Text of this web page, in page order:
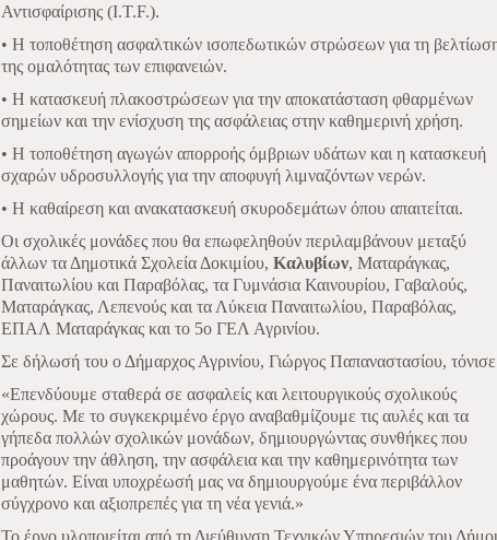
Αντισφαίρισης (I.T.F.).
• Η τοποθέτηση ασφαλτικών ισοπεδωτικών στρώσεων για τη
της ομαλότητας των επιφανειών.
• Η κατασκευή πλακοστρώσεων για την αποκατάσταση φθαρμένων
σημείων και την ενίσχυση της ασφάλειας στην καθημερινή χρήση.
• Η τοποθέτηση αγωγών απορροής όμβριων υδάτων και η κατασκευή
σχαρών υδροσυλλογής για την αποφυγή λιμναζόντων νερών.
• Η καθαίρεση και ανακατασκευή σκυροδεμάτων όπου απαιτείται.
Οι σχολικές μονάδες που θα επωφεληθούν περιλαμβάνουν μεταξύ
άλλων τα Δημοτικά Σχολεία Δοκιμίου, Καλυβίων, Ματαράγκας,
Παναιτωλίου και Παραβόλας, τα Γυμνάσια Καινουρίου, Γαβαλούς,
Ματαράγκας, Λεπενούς και τα Λύκεια Παναιτωλίου, Παραβόλας,
ΕΠΑΛ Ματαράγκας και το 5ο ΓΕΛ Αγρινίου.
Σε δήλωσή του ο Δήμαρχος Αγρινίου, Γιώργος Παπαναστασίου,
«Επενδύουμε σταθερά σε ασφαλείς και λειτουργικούς σχολικούς
χώρους. Με το συγκεκριμένο έργο αναβαθμίζουμε τις αυλές και τα
γήπεδα πολλών σχολικών μονάδων, δημιουργώντας συνθήκες που
προάγουν την άθληση, την ασφάλεια και την καθημερινότητα των
μαθητών. Είναι υποχρέωσή μας να δημιουργούμε ένα περιβάλλον
σύγχρονο και αξιοπρεπές για τη νέα γενιά.»
Το έργο υλοποιείται από τη Διεύθυνση Τεχνικών Υπηρεσιών του